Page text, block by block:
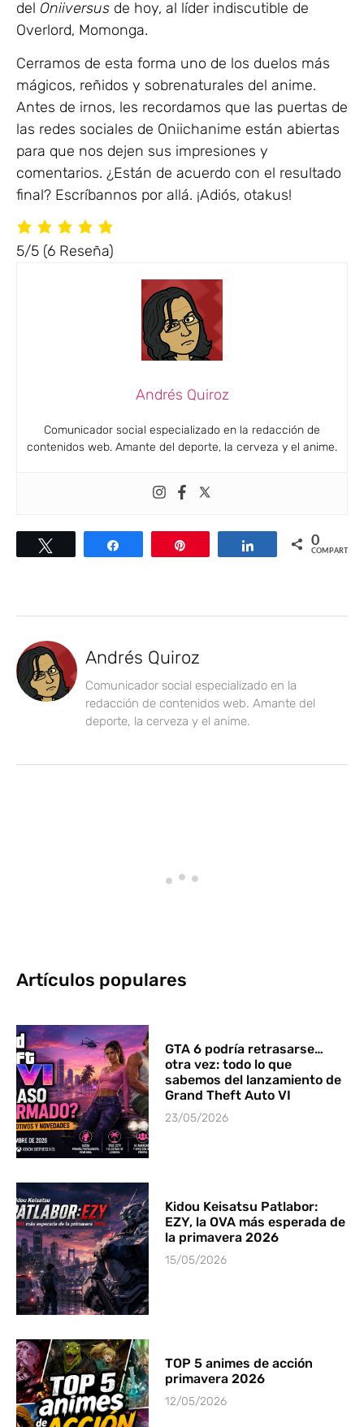
del Oniiversus de hoy, al líder indiscutible de
Overlord, Momonga.
Cerramos de esta forma uno de los duelos más
mágicos, reñidos y sobrenaturales del anime.
Antes de irnos, les recordamos que las puertas de
las redes sociales de Oniichanime están abiertas
para que nos dejen sus impresiones y
comentarios. ¿Están de acuerdo con el resultado
final? Escríbannos por allá. ¡Adiós, otakus!
5/5 (6 Reseña)
Andrés Quiroz
Comunicador social especializado en la redacción de
contenidos web. Amante del deporte, la cerveza y el anime.
Compartir Compartir0
COMPARTIR
Andrés Quiroz
Comunicador social especializado en la
redacción de contenidos web. Amante del
deporte, la cerveza y el anime.
Artículos populares
GTA 6 podría retrasarse…
otra vez: todo lo que
sabemos del lanzamiento de
Grand Theft Auto VI
23/05/2026
Kidou Keisatsu Patlabor:
EZY, la OVA más esperada de
la primavera 2026
15/05/2026
TOP 5 animes de acción
primavera 2026
12/05/2026